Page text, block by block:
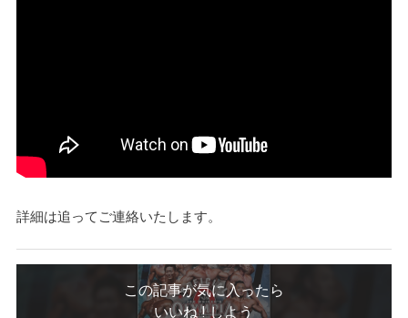
詳細は追ってご連絡いたします。
この記事が気に入ったら
いいね ! しよう